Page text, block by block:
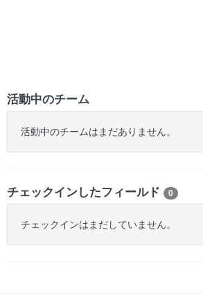
活動中のチーム
活動中のチームはまだありません。
チェックインしたフィールド 0
チェックインはまだしていません。